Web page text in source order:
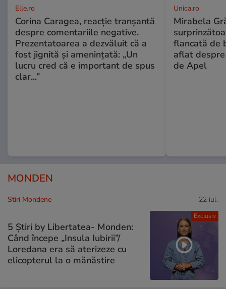
Elle.ro
Corina Caragea, reacție tranșantă
despre comentariile negative.
Prezentatoarea a dezvăluit că a
fost jignită și amenințată: „Un
lucru cred că e important de spus
clar...”
Unica.ro
Mirabela
flancată de
aflat
de Apel
MONDEN
Exclusiv
Stiri Mondene 22 iul.
5 Știri by Libertatea- Monden:
Când începe „Insula Iubirii”/
Loredana era să aterizeze cu
elicopterul la o mănăstire